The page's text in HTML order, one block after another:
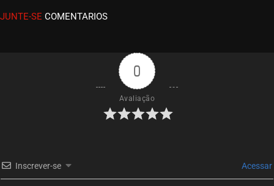
ASSISTIDO
EPISÓDIO 37
novembro 06, 2020
EPISÓDIO 36
EPISÓDIO 35
JUNTE-SE COMENTARIOS
0
Avaliação
Inscrever-se Acessar